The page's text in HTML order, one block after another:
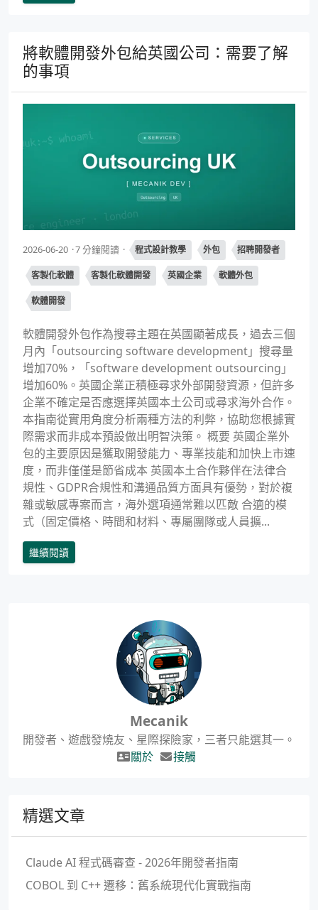
將軟體開發外包給英國公司：需要了解
的事項
2026-06-20 7 分鐘閱讀 程式設計教學 外包 招聘開發者
客製化軟體 客製化軟體開發 英國企業 軟體外包
軟體開發
軟體開發外包作為搜尋主題在英國顯著成長，過去三個
月內「outsourcing software development」搜尋量
增加70%，「software development outsourcing」
增加60%。英國企業正積極尋求外部開發資源，但許多
企業不確定是否應選擇英國本土公司或尋求海外合作。
本指南從實用角度分析兩種方法的利弊，協助您根據實
際需求而非成本預設做出明智決策。 概要 英國企業外
包的主要原因是獲取開發能力、專業技能和加快上市速
度，而非僅僅是節省成本 英國本土合作夥伴在法律合
規性、GDPR合規性和溝通品質方面具有優勢，對於複
雜或敏感專案而言，海外選項通常難以匹敵 合適的模
式（固定價格、時間和材料、專屬團隊或人員擴...
繼續閱讀
Mecanik
開發者、遊戲發燒友、星際探險家，三者只能選其一。
關於
接觸
精選文章
Claude AI 程式碼審查 - 2026年開發者指南
COBOL 到 C++ 遷移：舊系統現代化實戰指南